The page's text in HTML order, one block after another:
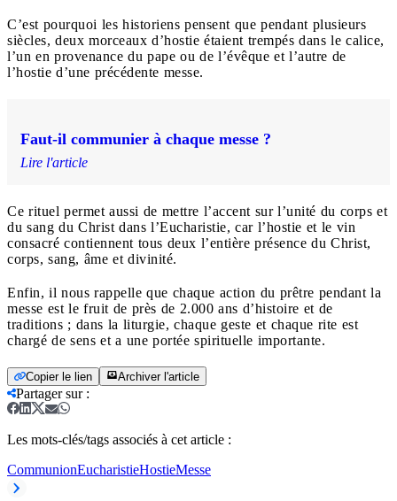
C’est pourquoi les historiens pensent que pendant plusieurs
siècles, deux morceaux d’hostie étaient trempés dans le calice,
l’un en provenance du pape ou de l’évêque et l’autre de
l’hostie d’une précédente messe.
Faut-il communier à chaque messe ?
Lire l'article
Ce rituel permet aussi de mettre l’accent sur l’unité du corps et
du sang du Christ dans l’Eucharistie, car l’hostie et le vin
consacré contiennent tous deux l’entière présence du Christ,
corps, sang, âme et divinité.
Enfin, il nous rappelle que chaque action du prêtre pendant la
messe est le fruit de près de 2.000 ans d’histoire et de
traditions ; dans la liturgie, chaque geste et chaque rite est
chargé de sens et a une portée spirituelle importante.
Copier le lien Archiver l'article
Partager sur:
Les mots-clés/tags associés à cet article :
CommunionEucharistieHostieMesse